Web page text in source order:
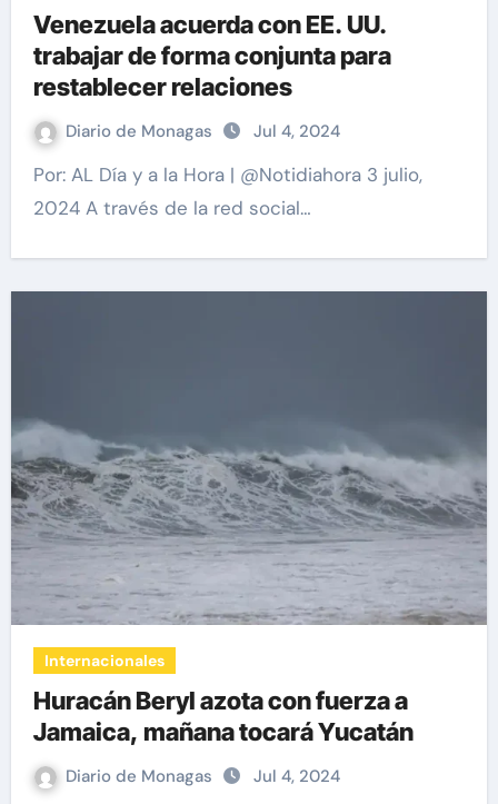
Venezuela acuerda con EE. UU.
trabajar de forma conjunta para
restablecer relaciones
Diario de Monagas Jul 4, 2024
Por: AL Día y a la Hora | @Notidiahora 3 julio,
2024 A través de la red social…
Internacionales
Huracán Beryl azota con fuerza a
Jamaica, mañana tocará Yucatán
Diario de Monagas Jul 4, 2024